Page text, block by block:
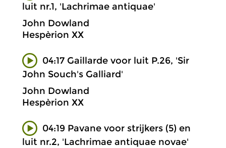
luit nr.1, 'Lachrimae antiquae'
John Dowland
Hespèrion XX
04:17 Gaillarde voor luit P.26, 'Sir
John Souch's Galliard'
John Dowland
Hespèrion XX
04:19 Pavane voor strijkers (5) en
luit nr.2, 'Lachrimae antiquae novae'